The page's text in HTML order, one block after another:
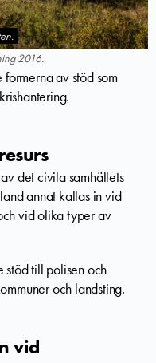
2016.
av stöd som
det civila samhällets
annat kallas in vid
vid olika typer av
stöd till polisen och
och landsting.
vid